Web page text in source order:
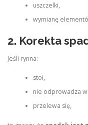
uszczelki,
wymianę
2. Korekta
Jeśli rynna:
stoi,
nie odprowadza
przelewa się,